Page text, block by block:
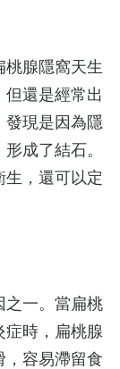
腺隱窩天生
還是經常出
發現是因為隱
成了結石。
，還可以定
之一。當扁桃
症時，扁桃腺
，容易滯留食